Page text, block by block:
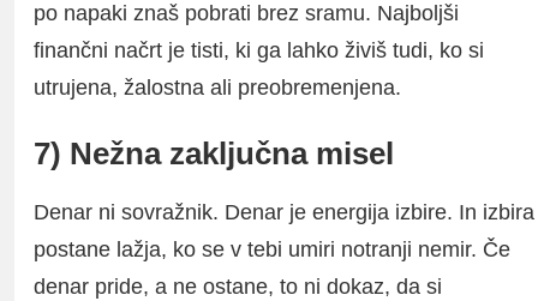
po napaki znaš pobrati brez sramu. Najboljši
finančni načrt je tisti, ki ga lahko živiš tudi, ko si
utrujena, žalostna ali preobremenjena.
7) Nežna zaključna misel
Denar ni sovražnik. Denar je energija izbire. In izbira
postane lažja, ko se v tebi umiri notranji nemir. Če
denar pride, a ne ostane, to ni dokaz, da si